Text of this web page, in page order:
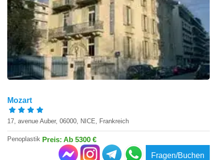
Mozart
17, avenue Auber, 06000, NICE, Frankreich
Penoplastik Preis: Ab 5300 €
Fragen/Buchen